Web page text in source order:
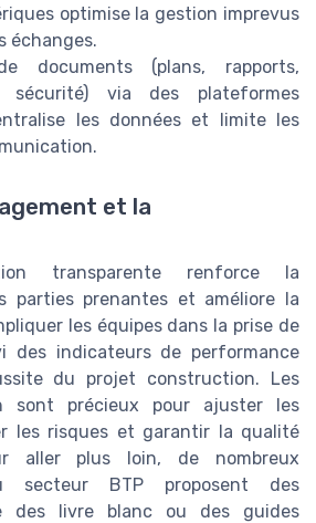
optimise la gestion imprevus
échanges.
documents (plans, rapports,
sécurité) via des plateformes
les données et limite les
et la
transparente renforce la
parties prenantes et améliore la
les équipes dans la prise de
des indicateurs de performance
du projet construction. Les
sont précieux pour ajuster les
les risques et garantir la qualité
aller plus loin, de nombreux
secteur BTP proposent des
des livre blanc ou des guides